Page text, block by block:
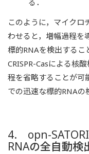
このように，マイクロ
わせると，増幅過程を
標的RNAを検出するこ
CRISPR-Casによる核
程を省略することが可
での迅速な標的RNAの
4. opn-
RNAの全自動検